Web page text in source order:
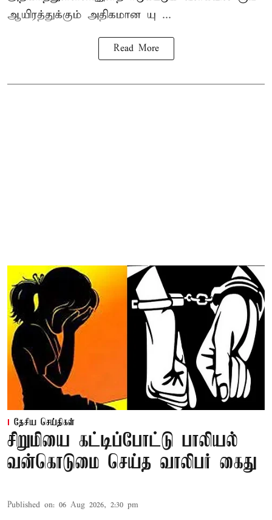
ஆயிரத்துக்கும் அதிகமான யு ...
Read More
தேசிய செய்திகள்
சிறுமியை கட்டிப்போட்டு பாலியல்
வன்கொடுமை செய்த வாலிபர் கைது
Published on: 06 Aug 2026, 2:30 pm